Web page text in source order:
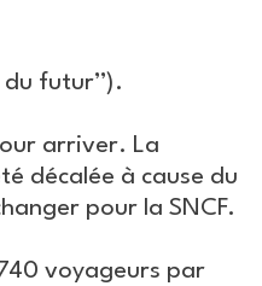
du futur”).
arriver. La
décalée à cause du
pour la SNCF.
voyageurs par